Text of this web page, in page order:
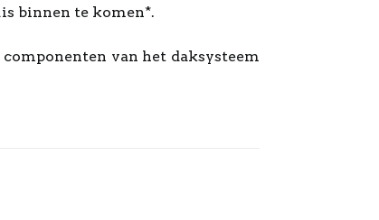
binnen te komen*.
van het daksysteem